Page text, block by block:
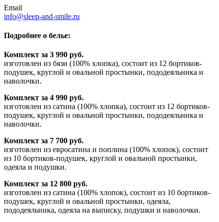
Email
info@sleep-and-smile.ru
Подробнее о белье:
Комплект за 3 990 руб.
изготовлен из бязи (100% хлопка), состоит из 12 бортиков-
подушек, круглой и овальной простынки, пододеяльника и
наволочки.
Комплект за 4 990 руб.
изготовлен из сатина (100% хлопка), состоит из 12 бортиков-
подушек, круглой и овальной простынки, пододеяльника и
наволочки.
Комплект за 7 700 руб.
изготовлен из евросатина и поплина (100% хлопок), состоит
из 10 бортиков-подушек, круглой и овальной простынки,
одеяла и подушки.
Комплект за 12 800 руб.
изготовлен из сатина (100% хлопок), состоит из 10 бортиков-
подушек, круглой и овальной простынки, одеяла,
пододеяльника, одеяла на выписку, подушки и наволочки.